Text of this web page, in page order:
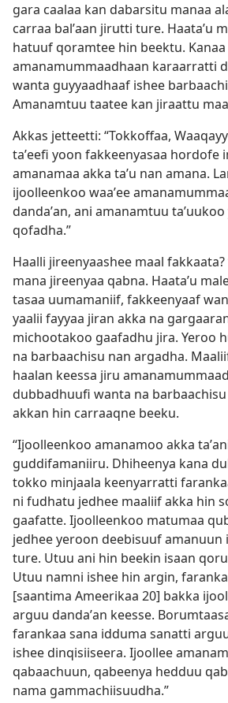
gara caalaa kan dabarsitu manaa
carraa balʼaan jirutti ture. Haataʼu
hatuuf qoramtee hin beektu. Kanaa
amanamummaadhaan karaarratti
wanta guyyaadhaaf ishee
Amanamtuu taatee kan jiraattu
Akkas jetteetti: “Tokkoffaa,
taʼeefi yoon fakkeenyasaa hordofe
amanamaa akka taʼu nan amana.
ijoolleenkoo waaʼee
dandaʼan, ani amanamtuu
qofadha.”
Haalli jireenyaashee maal
mana jireenyaa qabna. Haataʼu
tasaa uumamaniif, fakkeenyaaf
yaalii fayyaa jiran akka na
michootakoo gaafadhu jira. Yeroo
na barbaachisu nan argadha.
haalan keessa jiru
dubbadhuufi wanta na
akkan hin carraaqne beeku.
“Ijoolleenkoo amanamoo akka
guddifamaniiru. Dhiheenya kana
tokko minjaala keenyarratti
ni fudhatu jedhee maaliif akka hin
gaafatte. Ijoolleenkoo matumaa
jedhee yeroon deebisuuf amanuun
ture. Utuu ani hin beekin isaan
Utuu namni ishee hin argin,
[saantima Ameerikaa 20] bakka
arguu dandaʼan keesse.
farankaa sana idduma sanatti
ishee dinqisiiseera. Ijoollee
qabaachuun, qabeenya hedduu
nama gammachiisuudha.”